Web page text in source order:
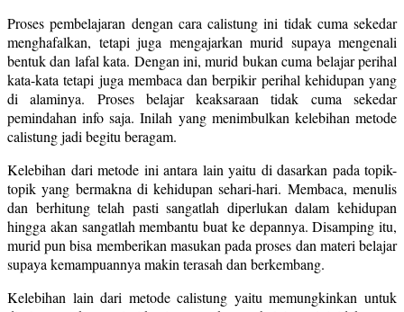
Proses pembelajaran dengan cara calistung ini tidak cuma sekedar
menghafalkan, tetapi juga mengajarkan murid supaya mengenali
bentuk dan lafal kata. Dengan ini, murid bukan cuma belajar perihal
kata-kata tetapi juga membaca dan berpikir perihal kehidupan yang
di alaminya. Proses belajar keaksaraan tidak cuma sekedar
pemindahan info saja. Inilah yang menimbulkan kelebihan metode
calistung jadi begitu beragam.
Kelebihan dari metode ini antara lain yaitu di dasarkan pada topik-
topik yang bermakna di kehidupan sehari-hari. Membaca, menulis
dan berhitung telah pasti sangatlah diperlukan dalam kehidupan
hingga akan sangatlah membantu buat ke depannya. Disamping itu,
murid pun bisa memberikan masukan pada proses dan materi belajar
supaya kemampuannya makin terasah dan berkembang.
Kelebihan lain dari metode calistung yaitu memungkinkan untuk